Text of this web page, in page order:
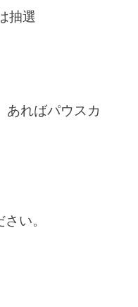
抽選
ればパウスカ
い。